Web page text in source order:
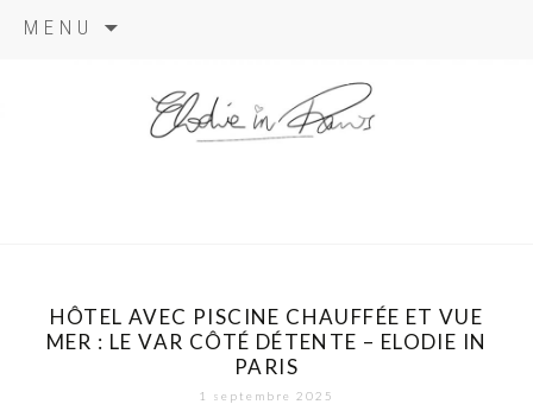
MENU
HÔTEL AVEC PISCINE CHAUFFÉE ET VUE
MER : LE VAR CÔTÉ DÉTENTE – ELODIE IN
PARIS
1 septembre 2025